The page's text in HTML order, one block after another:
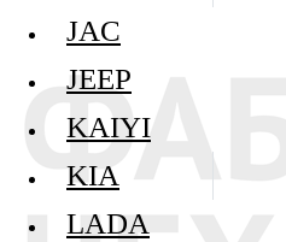
JAC
JEEP
KAIYI
KIA
LADA